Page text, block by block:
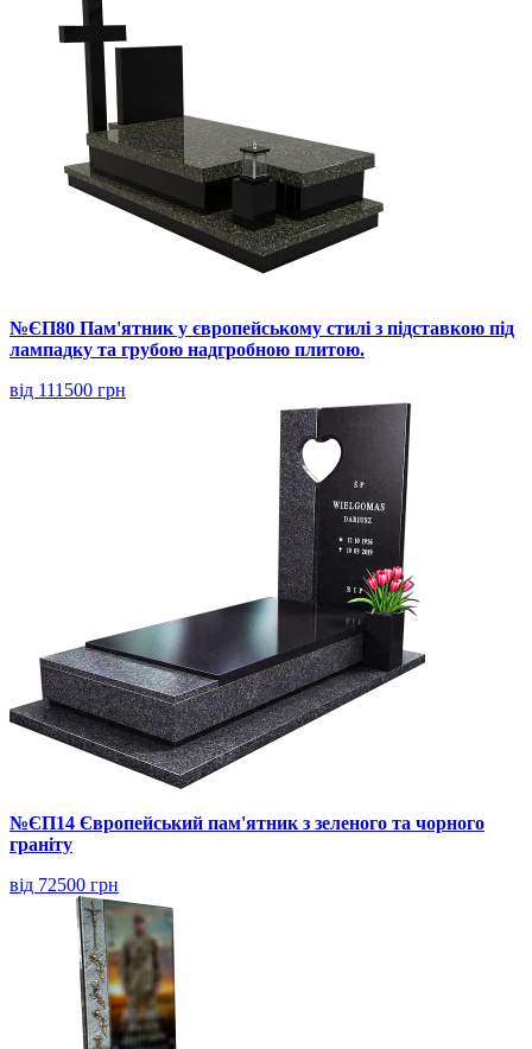
№ЄП80 Пам'ятник у європейському стилі з підставкою під
лампадку та грубою надгробною плитою.
від 111500 грн
№ЄП14 Європейський пам'ятник з зеленого та чорного
граніту
від 72500 грн